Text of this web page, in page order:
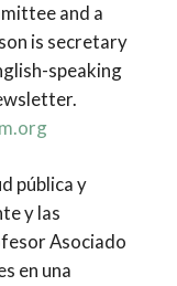
and a
is secretary
speaking
pública y
y las
Asociado
en una